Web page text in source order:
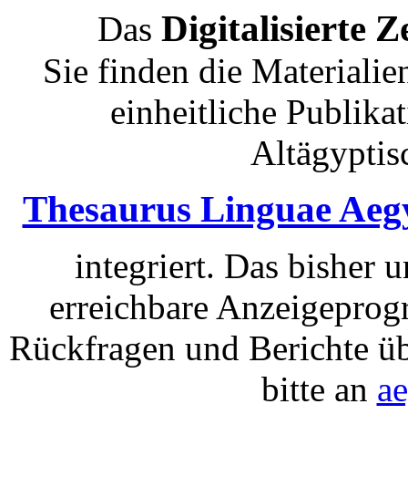
Das Digitalisierte
Sie finden die
einheitliche
Thesaurus Linguae
integriert. Das bisher
erreichbare
Rückfragen und Berichte
bitte an